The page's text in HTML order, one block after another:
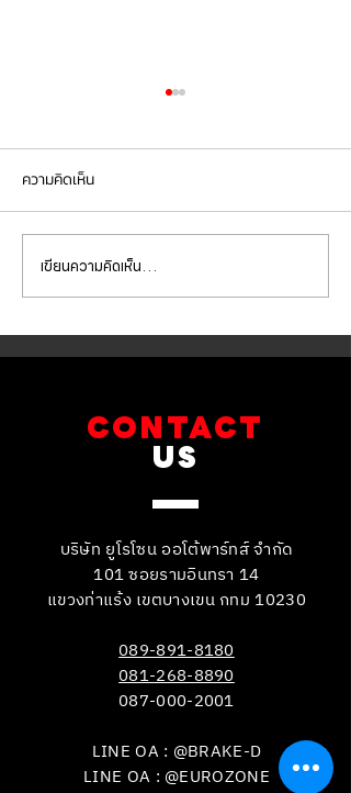
Mercedes Benz E350e เข้า
รับบริการเปลี่ยนจานเบรก ผ้า
เบรกหน้า พร้อมเซ็นเซอร์
ความคิดเห็น
เขียนความคิดเห็น…
CONTACT
US
บริษัท ยูโรโซน ออโต้พาร์ทส์ จำกัด
101 ซอยรามอินทรา 14
แขวงท่าแร้ง เขตบางเขน กทม 10230
089-891-8180
081-268-8890
087-000-2001
LINE OA : @BRAKE-D
LINE OA : @EUROZONE